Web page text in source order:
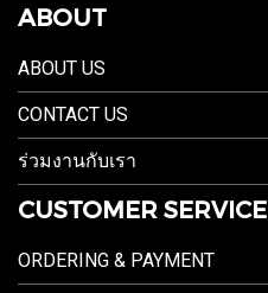
ABOUT
ABOUT US
CONTACT US
ร่วมงานกับเรา
CUSTOMER SERVICE
ORDERING & PAYMENT